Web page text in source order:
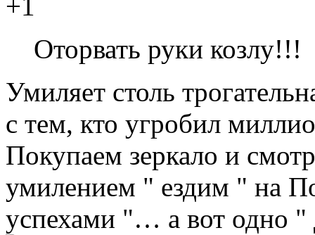
+1
Оторвать руки козлу!!!
Умиляет столь
с тем, кто угробил
Покупаем зеркало и
умилением " ездим " на
успехами "… а вот одно "